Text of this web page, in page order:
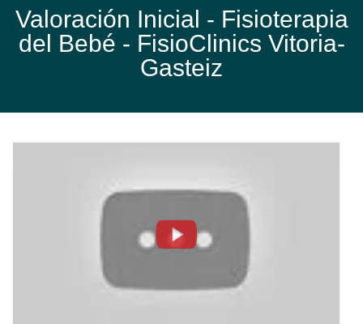
Valoración Inicial - Fisioterapia
del Bebé - FisioClinics Vitoria-
Gasteiz
Fisioterapia
FisioClinics